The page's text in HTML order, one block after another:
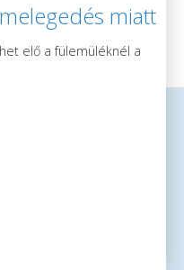
miatt
elő a fülemüléknél a